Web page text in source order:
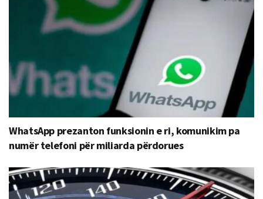
WhatsApp prezanton funksionin e ri, komunikim pa
numër telefoni për miliarda përdorues